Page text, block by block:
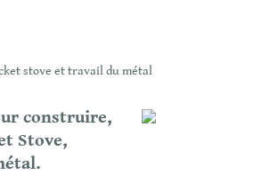
stove et travail du métal
construire,
Stove,